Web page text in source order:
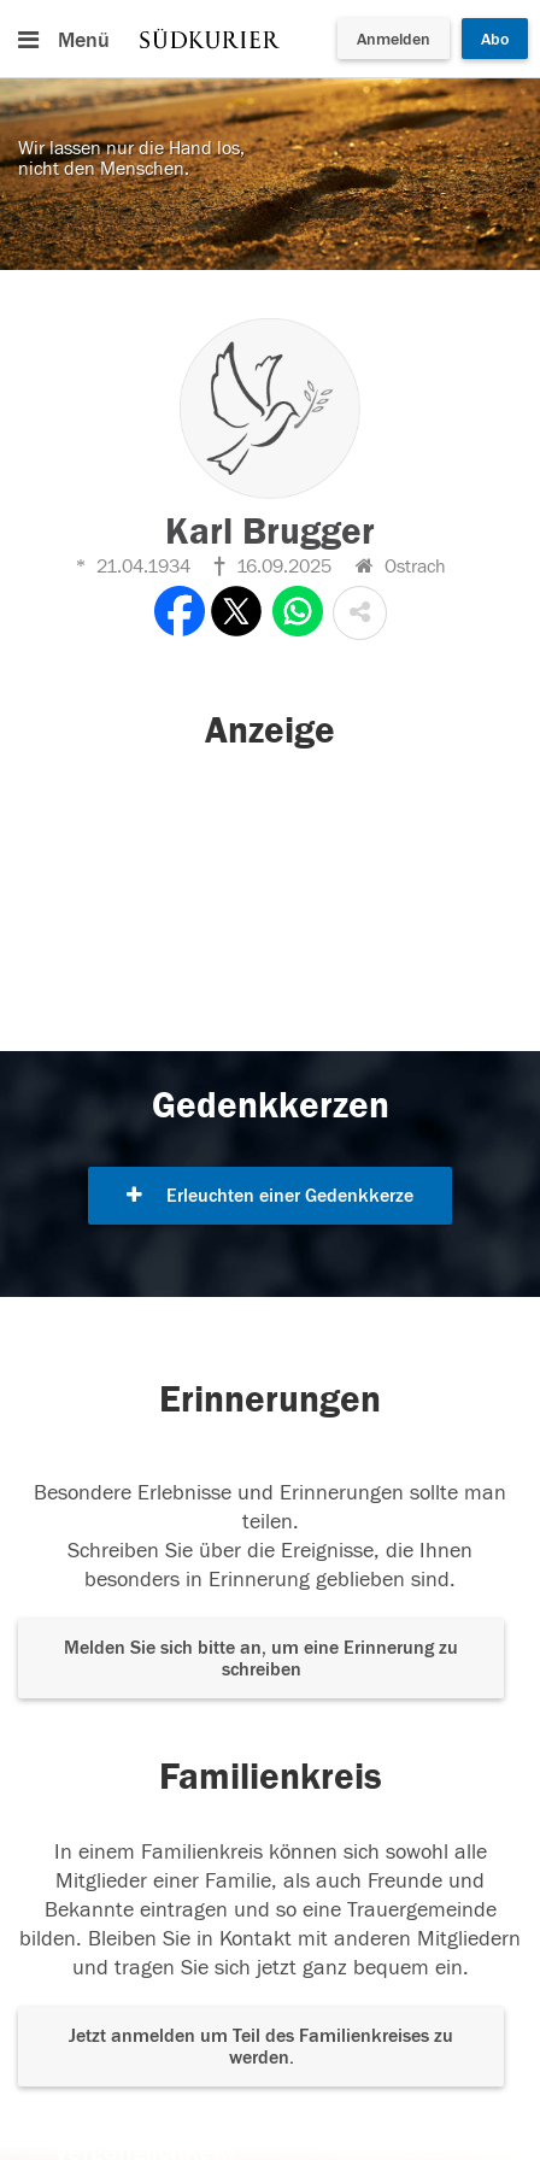
Menü Anmelden Abo
Wir lassen nur die Hand los,
nicht den Menschen.
Karl Brugger
21.04.1934 16.09.2025 Ostrach
Anzeige
Gedenkkerzen
Erleuchten einer Gedenkkerze
Erinnerungen
Besondere Erlebnisse und Erinnerungen sollte man
teilen.
Schreiben Sie über die Ereignisse, die Ihnen
besonders in Erinnerung geblieben sind.
Melden Sie sich bitte an, um eine Erinnerung zu
schreiben
Familienkreis
In einem Familienkreis können sich sowohl alle
Mitglieder einer Familie, als auch Freunde und
Bekannte eintragen und so eine Trauergemeinde
bilden. Bleiben Sie in Kontakt mit anderen Mitgliedern
und tragen Sie sich jetzt ganz bequem ein.
Jetzt anmelden um Teil des Familienkreises zu
werden.